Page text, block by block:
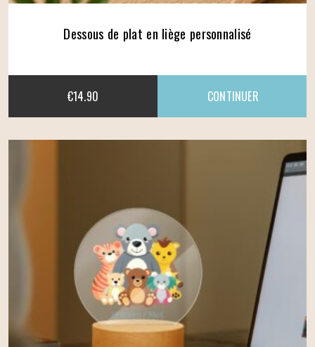
Dessous de plat en liège personnalisé
€14.90